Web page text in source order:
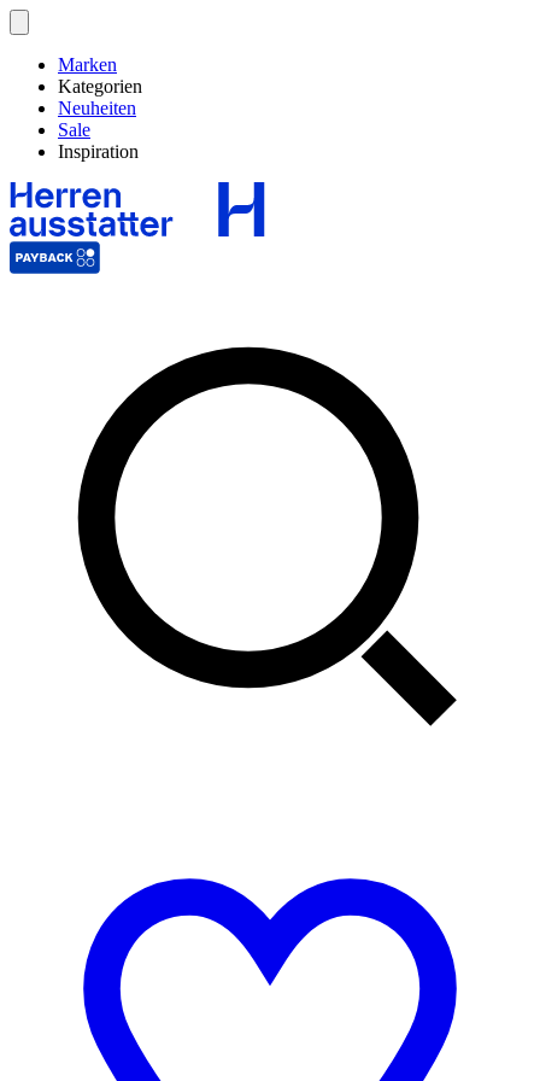
Marken
Kategorien
Neuheiten
Sale
Inspiration